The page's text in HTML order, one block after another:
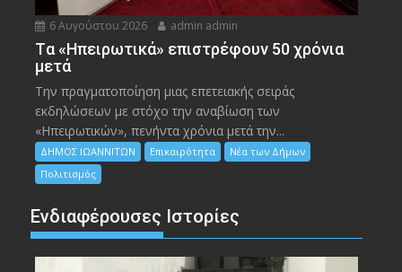
6 Αυγούστου 2026 admin admin
Tα «Ηπειρωτικά» επιστρέφουν 50 χρόνια
μετά
Την πραγματοποίηση μιας επετειακής σειράς
εκδηλώσεων με στόχο την αναβίωση των
«Ηπειρωτικών», πενήντα χρόνια μετά την...
ΔΗΜΟΣ ΙΩΑΝΝΙΤΩΝ Επικαιρότητα
Νέα των Δήμων
Πολιτισμός
Ενδιαφέρουσες Ιστορίες